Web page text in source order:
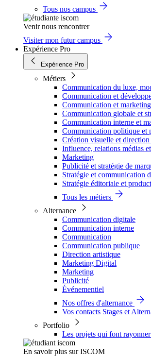
Tous nos campus
Venir nous rencontrer
Visiter mon futur campus
Expérience Pro
Expérience Pro
Métiers
Communication du luxe,
Communication et
Communication et
Communication globale et
Communication interne et
Communication politique et
Création visuelle et
Influence, relations médias
Marketing
Publicité et stratégie de
Stratégie et communication
Stratégie éditoriale et
Tous les métiers
Alternance
Communication digitale
Communication interne
Communication
Communication publique
Direction artistique
Marketing Digital
Marketing
Publicité
Événementiel
Nos offres d'alternance
Vos contacts Stages et
Portfolio
Les projets qui font
En savoir plus sur ISCOM